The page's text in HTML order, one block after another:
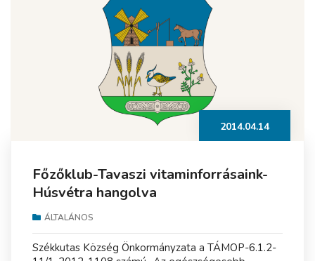
2014.04.14
Főzőklub-Tavaszi vitaminforrásaink-
Húsvétra hangolva
ÁLTALÁNOS
Székkutas Község Önkormányzata a TÁMOP-6.1.2-